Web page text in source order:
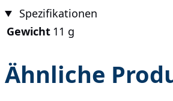
Spezifikationen
Gewicht 11 g
Ähnliche